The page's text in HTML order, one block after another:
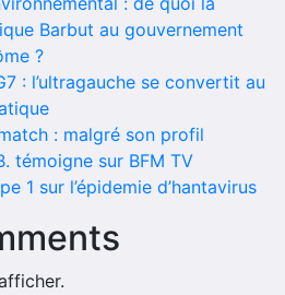
Barbut au gouvernement
?
: l’ultragauche se convertit au
: malgré son profil
témoigne sur BFM TV
1 sur l’épidemie d’hantavirus